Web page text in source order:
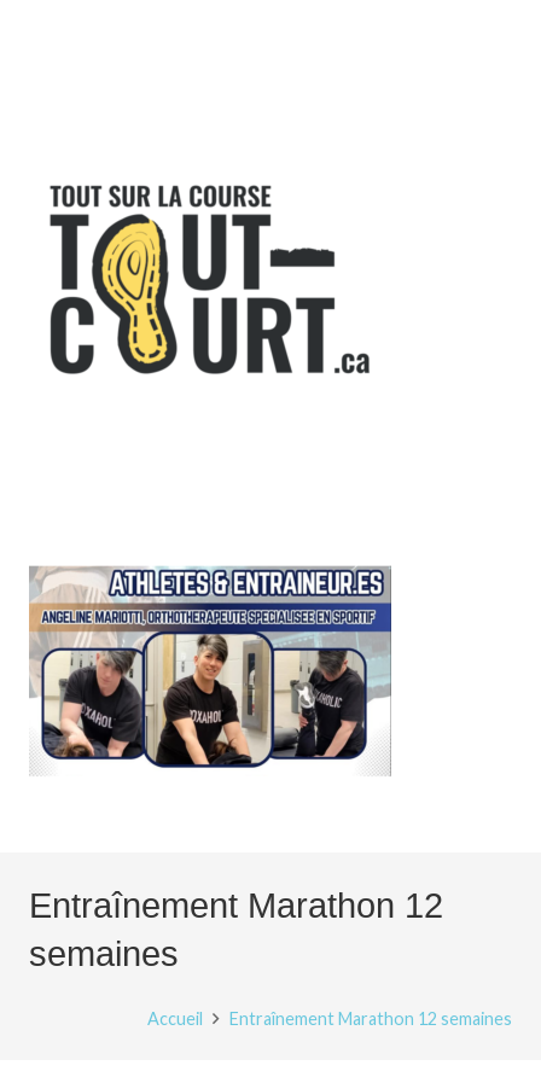
Entraînement Marathon 12
semaines
Accueil Entraînement Marathon 12 semaines